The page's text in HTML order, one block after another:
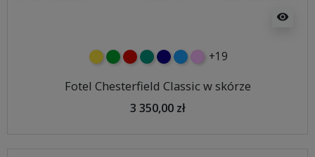
visibility
żółtyzielonyczerwony
turkusowy
granatowy
niebieski
różowy
+19
Fotel Chesterfield Classic w skórze
3 350,00 zł